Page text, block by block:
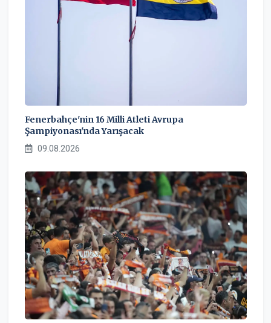
Fenerbahçe'nin 16 Milli Atleti Avrupa
Şampiyonası'nda Yarışacak
09.08.2026